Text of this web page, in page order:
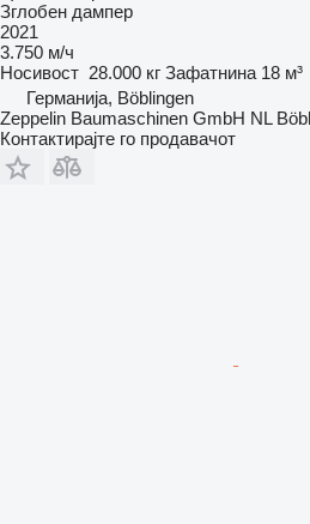
Зглобен дампер
2021
3.750 м/ч
Носивост 28.000 кг Зафатнина 18 м³
Германија, Böblingen
Zeppelin Baumaschinen GmbH NL
Контактирајте го продавачот